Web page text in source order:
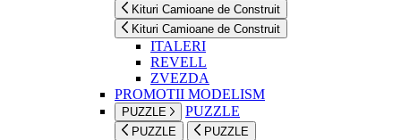
Kituri Camioane de Construit
Kituri Camioane de Construit
ITALERI
REVELL
ZVEZDA
PROMOTII MODELISM
PUZZLE PUZZLE
PUZZLE PUZZLE